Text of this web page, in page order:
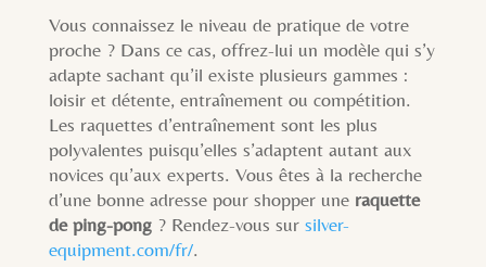
Vous connaissez le niveau de pratique de votre
proche ? Dans ce cas, offrez-lui un modèle qui s’y
adapte sachant qu’il existe plusieurs gammes :
loisir et détente, entraînement ou compétition.
Les raquettes d’entraînement sont les plus
polyvalentes puisqu’elles s’adaptent autant aux
novices qu’aux experts. Vous êtes à la recherche
d’une bonne adresse pour shopper une raquette
de ping-pong? Rendez-vous sur silver-
equipment.com/fr/.